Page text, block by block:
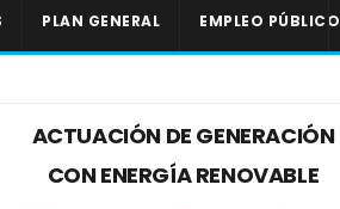
PLAN GENERAL EMPLEO PÚBLICO
ACTUACIÓN DE GENERACIÓN
CON ENERGÍA RENOVABLE